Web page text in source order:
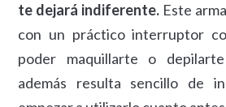
te dejará indiferente. Este
con un práctico interruptor
poder maquillarte o
además resulta sencillo de